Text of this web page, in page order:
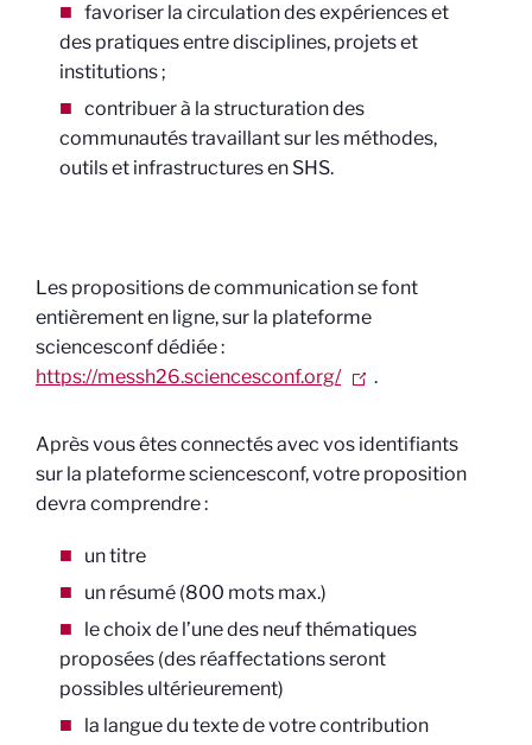
favoriser la circulation des expériences et
des pratiques entre disciplines, projets et
institutions ;
contribuer à la structuration des
communautés travaillant sur les méthodes,
outils et infrastructures en SHS.
Les propositions de communication se font
entièrement en ligne, sur la plateforme
sciencesconf dédiée :
https://messh26.sciencesconf.org/
.
Après vous êtes connectés avec vos identifiants
sur la plateforme sciencesconf, votre proposition
devra comprendre :
un titre
un résumé (800 mots max.)
le choix de l’une des neuf thématiques
proposées (des réaffectations seront
possibles ultérieurement)
la langue du texte de votre contribution